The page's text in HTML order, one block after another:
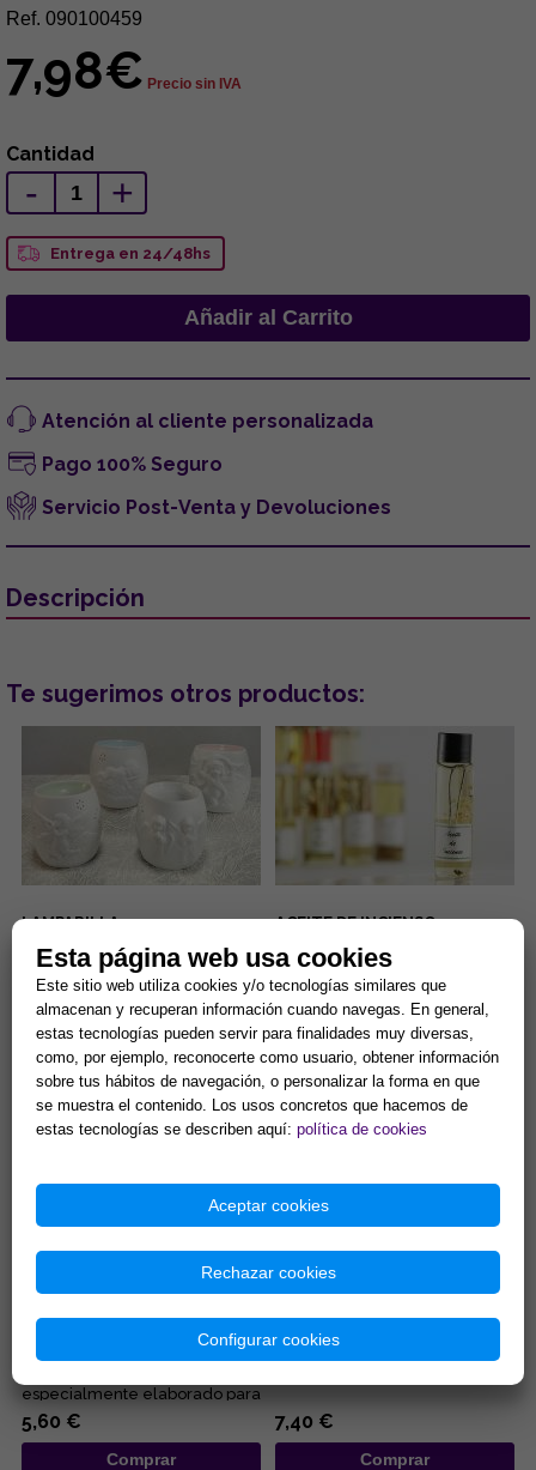
Ref. 090100459
7,98€ Precio sin IVA
Cantidad
- +
Entrega en 24/48hs
Atención al cliente personalizada
Pago 100% Seguro
Servicio Post-Venta y Devoluciones
Descripción
Te sugerimos otros productos:
LAMPARILLA
DECORACION ANGELICAL
COLOR BLANCO 9x10 cm.
Quemador para aceites
aromáticos. Se puede diliuir
con agua para alcanzar la
intensidad deseada....
4,20 € =3,36 €
Comprar
ACEITE DE INCIENSO.
limpiezas (15 ml).
Aceite para rituales esotéricos
y ofrendas religiosas
especialmente elaborado para
productos KARMA. Aceite de ...
5,60 € =4,48 €
Comprar
ACEITE DE ROSA DE JERICO.
Para potenciar rituales y
Aceite para rituales esotéricos
especialmente elaborado para
productos KARMA. Aceite de ...
5,60 €
Comprar
MEZCLA DE ACEITES
AROMATICOS GOLOKA PARA
DORMIR 10 ml
...
7,40 €
Comprar
Esta página web usa cookies
Este sitio web utiliza cookies y/o tecnologías similares que
almacenan y recuperan información cuando navegas. En general,
estas tecnologías pueden servir para finalidades muy diversas,
como, por ejemplo, reconocerte como usuario, obtener información
sobre tus hábitos de navegación, o personalizar la forma en que
se muestra el contenido. Los usos concretos que hacemos de
estas tecnologías se describen aquí: política de cookies
Aceptar cookies
Rechazar cookies
Configurar cookies